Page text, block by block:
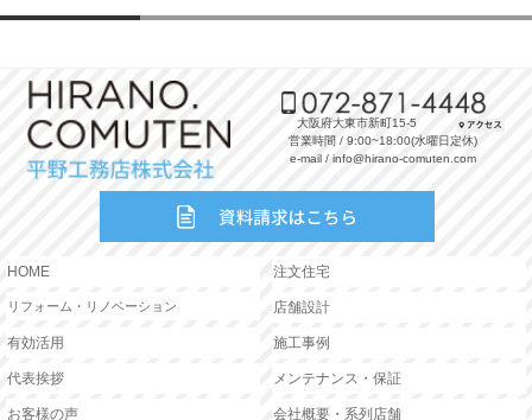
大阪府大東市新町15-5
営業時間 / 9:00~18:00(水曜日定休)
e-mail / info@hirano-comuten.com
HOME 注文住宅
リフォーム・リノベーション 店舗設計
有効活用 施工事例
代表挨拶 メンテナンス・保証
お客様の声 会社概要・系列店舗